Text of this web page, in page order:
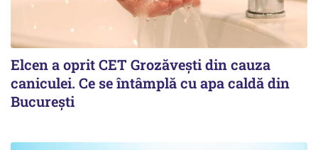
Elcen a oprit CET Grozăvești din cauza
caniculei. Ce se întâmplă cu apa caldă din
București